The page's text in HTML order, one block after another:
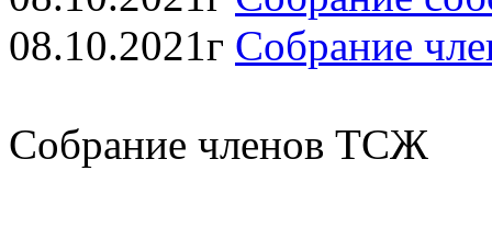
08.10.2021г Собрание
Собрание членов ТСЖ